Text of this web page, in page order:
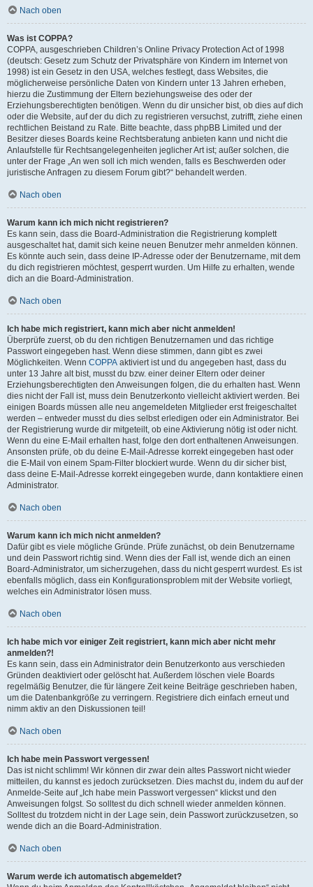
Nach oben
Was ist COPPA?
COPPA, ausgeschrieben Children’s Online Privacy Protection Act of 1998
(deutsch: Gesetz zum Schutz der Privatsphäre von Kindern im Internet von
1998) ist ein Gesetz in den USA, welches festlegt, dass Websites, die
möglicherweise persönliche Daten von Kindern unter 13 Jahren erheben,
hierzu die Zustimmung der Eltern beziehungsweise des oder der
Erziehungsberechtigten benötigen. Wenn du dir unsicher bist, ob dies auf dich
oder die Website, auf der du dich zu registrieren versuchst, zutrifft, ziehe einen
rechtlichen Beistand zu Rate. Bitte beachte, dass phpBB Limited und der
Besitzer dieses Boards keine Rechtsberatung anbieten kann und nicht die
Anlaufstelle für Rechtsangelegenheiten jeglicher Art ist; außer solchen, die
unter der Frage „An wen soll ich mich wenden, falls es Beschwerden oder
juristische Anfragen zu diesem Forum gibt?“ behandelt werden.
Nach oben
Warum kann ich mich nicht registrieren?
Es kann sein, dass die Board-Administration die Registrierung komplett
ausgeschaltet hat, damit sich keine neuen Benutzer mehr anmelden können.
Es könnte auch sein, dass deine IP-Adresse oder der Benutzername, mit dem
du dich registrieren möchtest, gesperrt wurden. Um Hilfe zu erhalten, wende
dich an die Board-Administration.
Nach oben
Ich habe mich registriert, kann mich aber nicht anmelden!
Überprüfe zuerst, ob du den richtigen Benutzernamen und das richtige
Passwort eingegeben hast. Wenn diese stimmen, dann gibt es zwei
Möglichkeiten. Wenn COPPA aktiviert ist und du angegeben hast, dass du
unter 13 Jahre alt bist, musst du bzw. einer deiner Eltern oder deiner
Erziehungsberechtigten den Anweisungen folgen, die du erhalten hast. Wenn
dies nicht der Fall ist, muss dein Benutzerkonto vielleicht aktiviert werden. Bei
einigen Boards müssen alle neu angemeldeten Mitglieder erst freigeschaltet
werden – entweder musst du dies selbst erledigen oder ein Administrator. Bei
der Registrierung wurde dir mitgeteilt, ob eine Aktivierung nötig ist oder nicht.
Wenn du eine E-Mail erhalten hast, folge den dort enthaltenen Anweisungen.
Ansonsten prüfe, ob du deine E-Mail-Adresse korrekt eingegeben hast oder
die E-Mail von einem Spam-Filter blockiert wurde. Wenn du dir sicher bist,
dass deine E-Mail-Adresse korrekt eingegeben wurde, dann kontaktiere einen
Administrator.
Nach oben
Warum kann ich mich nicht anmelden?
Dafür gibt es viele mögliche Gründe. Prüfe zunächst, ob dein Benutzername
und dein Passwort richtig sind. Wenn dies der Fall ist, wende dich an einen
Board-Administrator, um sicherzugehen, dass du nicht gesperrt wurdest. Es ist
ebenfalls möglich, dass ein Konfigurationsproblem mit der Website vorliegt,
welches ein Administrator lösen muss.
Nach oben
Ich habe mich vor einiger Zeit registriert, kann mich aber nicht mehr
anmelden?!
Es kann sein, dass ein Administrator dein Benutzerkonto aus verschieden
Gründen deaktiviert oder gelöscht hat. Außerdem löschen viele Boards
regelmäßig Benutzer, die für längere Zeit keine Beiträge geschrieben haben,
um die Datenbankgröße zu verringern. Registriere dich einfach erneut und
nimm aktiv an den Diskussionen teil!
Nach oben
Ich habe mein Passwort vergessen!
Das ist nicht schlimm! Wir können dir zwar dein altes Passwort nicht wieder
mitteilen, du kannst es jedoch zurücksetzen. Dies machst du, indem du auf der
Anmelde-Seite auf „Ich habe mein Passwort vergessen“ klickst und den
Anweisungen folgst. So solltest du dich schnell wieder anmelden können.
Solltest du trotzdem nicht in der Lage sein, dein Passwort zurückzusetzen, so
wende dich an die Board-Administration.
Nach oben
Warum werde ich automatisch abgemeldet?